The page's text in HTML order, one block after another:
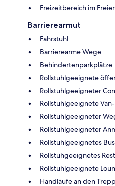
Freizeitbereich im
Barrierearmut
Fahrstuhl
Barrierearme Wege
Behindertenparkplätze
Rollstuhlgeeignete
Rollstuhlgeeigneter
Rollstuhlgeeignete
Rollstuhlgeeigneter
Rollstuhlgeeigneter
Rollstuhlgeeignetes
Rollstuhgeeignetes
Rollstuhlgeeignete
Handläufe an den